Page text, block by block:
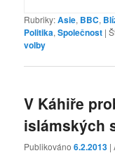
Rubriky:Asie, BBC,
Politika,Společnost |
volby
V Káhiře
islámských
Publikováno6.2.2013 |